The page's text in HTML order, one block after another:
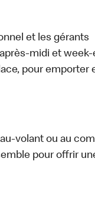
et les gérants
midi et week-
pour emporter
volant ou au
pour offrir